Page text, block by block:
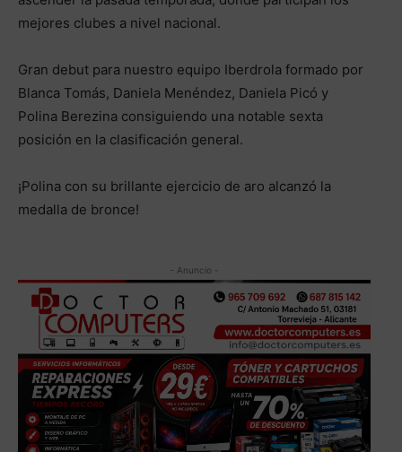
mejores clubes a nivel nacional.
Gran debut para nuestro equipo Iberdrola formado por
Blanca Tomás, Daniela Menéndez, Daniela Picó y
Polina Berezina consiguiendo una notable sexta
posición en la clasificación general.
¡Polina con su brillante ejercicio de aro alcanzó la
medalla de bronce!
- Anuncio -